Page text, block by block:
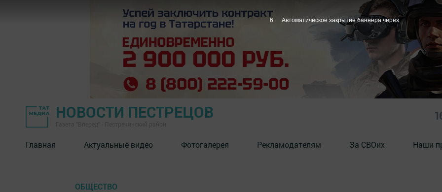
НОВОСТИ ПЕСТРЕЦОВ
Главная Актуальные видео Фотогалерея Рекламодателям За СВОих Наши
ОБЩЕСТВО
5 Автоматическое закрытие баннера через